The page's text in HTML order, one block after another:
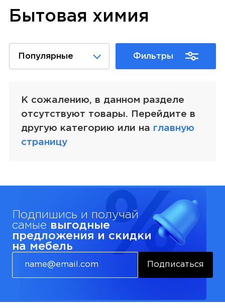
Бытовая химия
Популярные Фильтры
К сожалению, в данном разделе
отсутствуют товары. Перейдите в
другую категорию или на главную
страницу
Подпишись и получай
самые выгодные
предложения и скидки
на мебель
Подписаться